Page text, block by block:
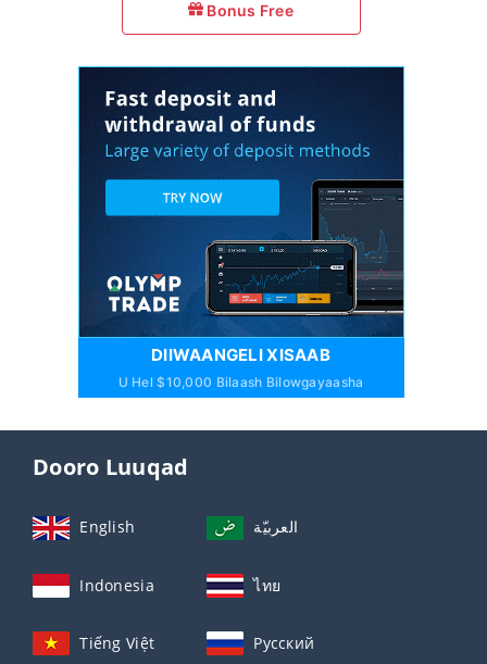
Bonus Free
DIIWAANGELI XISAAB
U Hel $10,000 Bilaash Bilowgayaasha
Dooro Luuqad
English العربيّة
Indonesia ไทย
Tiếng Việt Русский